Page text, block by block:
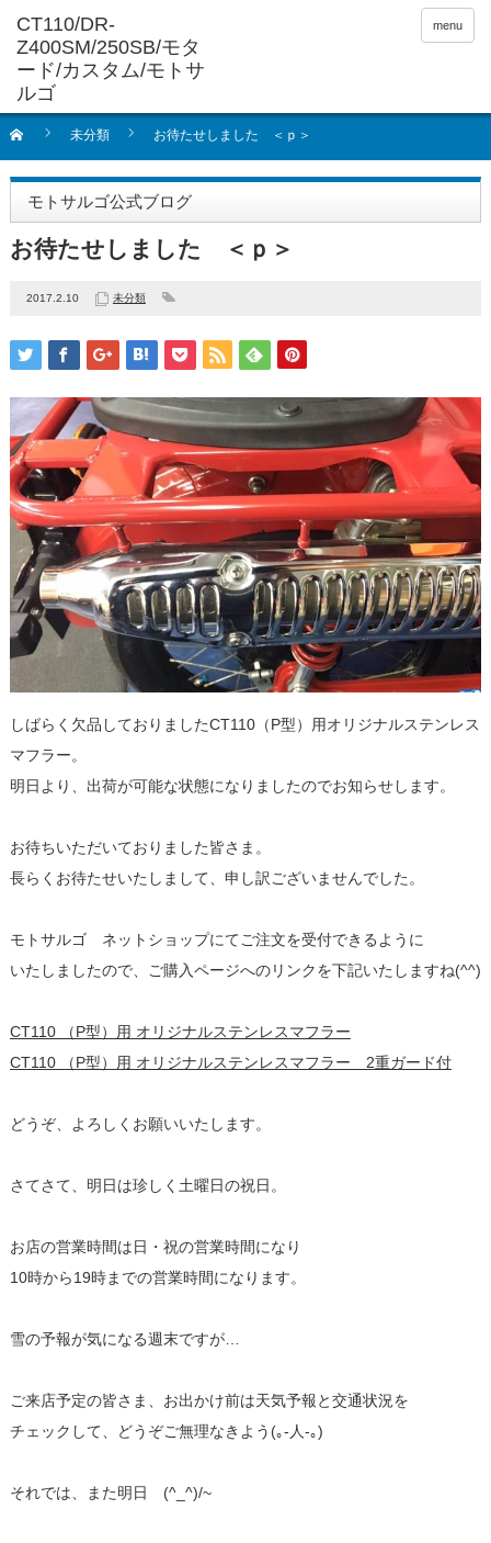
menu
未分類 お待たせしました ＜ｐ＞
モトサルゴ公式ブログ
お待たせしました ＜ｐ＞
2017.2.10 未分類
しばらく欠品しておりましたCT110（P型）用オリジナルステンレス
マフラー。
明日より、出荷が可能な状態になりましたのでお知らせします。
お待ちいただいておりました皆さま。
長らくお待たせいたしまして、申し訳ございませんでした。
モトサルゴ ネットショップにてご注文を受付できるように
いたしましたので、ご購入ページへのリンクを下記いたしますね(^^)
CT110 （P型）用 オリジナルステンレスマフラー
CT110 （P型）用 オリジナルステンレスマフラー 2重ガード付
どうぞ、よろしくお願いいたします。
さてさて、明日は珍しく土曜日の祝日。
お店の営業時間は日・祝の営業時間になり
10時から19時までの営業時間になります。
雪の予報が気になる週末ですが…
ご来店予定の皆さま、お出かけ前は天気予報と交通状況を
チェックして、どうぞご無理なきよう(｡-人-｡)
それでは、また明日 (^_^)/~